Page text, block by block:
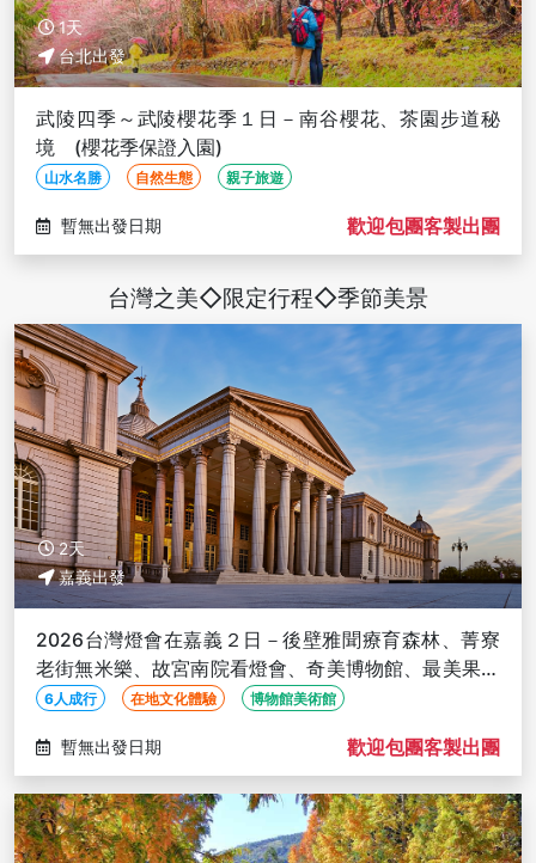
1天
台北出發
武陵四季～武陵櫻花季１日－南谷櫻花、茶園步道秘
境 (櫻花季保證入園)
山水名勝 自然生態 親子旅遊
暫無出發日期 歡迎包團客製出團
台灣之美◇限定行程◇季節美景
2天
嘉義出發
2026台灣燈會在嘉義２日－後壁雅聞療育森林、菁寮
老街無米樂、故宮南院看燈會、奇美博物館、最美果菜
市場【６人成行】
6人成行 在地文化體驗 博物館美術館
暫無出發日期 歡迎包團客製出團